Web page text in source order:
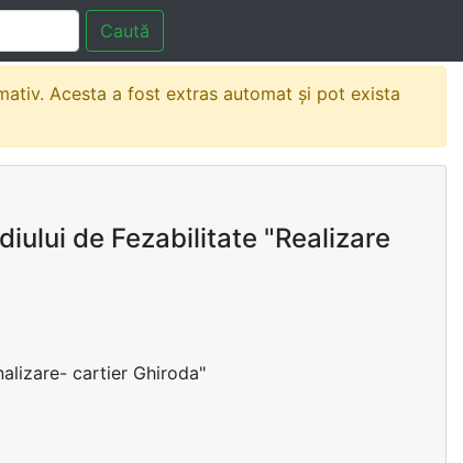
Caută
Acesta a fost extras automat și pot exista
de Fezabilitate "Realizare
cartier Ghiroda"